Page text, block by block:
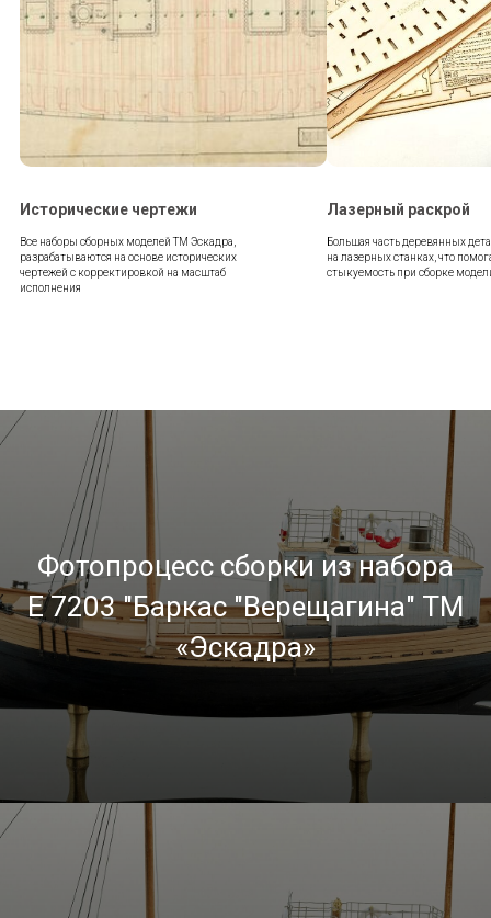
Лазерный раскрой
Большая часть деревянных деталей вырезана
на лазерных станках, что помогает и упрощает
стыкуемость при сборке модели.
Литые латунные
Собственное литейное
позволяет максимально
латунными деталями,
Фотопроцесс сборки из набора
E 7203 "Баркас "Верещагина" ТМ
«Эскадра»